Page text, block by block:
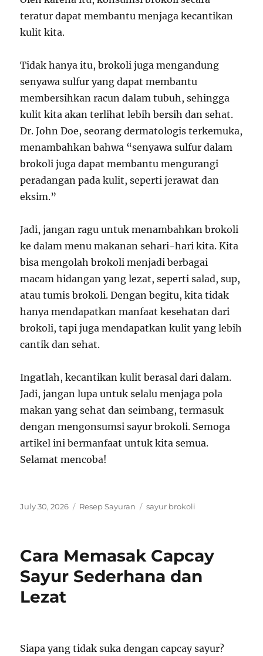
teratur dapat membantu menjaga kecantikan
kulit kita.
Tidak hanya itu, brokoli juga mengandung
senyawa sulfur yang dapat membantu
membersihkan racun dalam tubuh, sehingga
kulit kita akan terlihat lebih bersih dan sehat.
Dr. John Doe, seorang dermatologis terkemuka,
menambahkan bahwa “senyawa sulfur dalam
brokoli juga dapat membantu mengurangi
peradangan pada kulit, seperti jerawat dan
eksim.”
Jadi, jangan ragu untuk menambahkan brokoli
ke dalam menu makanan sehari-hari kita. Kita
bisa mengolah brokoli menjadi berbagai
macam hidangan yang lezat, seperti salad, sup,
atau tumis brokoli. Dengan begitu, kita tidak
hanya mendapatkan manfaat kesehatan dari
brokoli, tapi juga mendapatkan kulit yang lebih
cantik dan sehat.
Ingatlah, kecantikan kulit berasal dari dalam.
Jadi, jangan lupa untuk selalu menjaga pola
makan yang sehat dan seimbang, termasuk
dengan mengonsumsi sayur brokoli. Semoga
artikel ini bermanfaat untuk kita semua.
Selamat mencoba!
Posted
July 30, 2026 Categories
Resep Sayuran Tags
sayur brokoli
Cara Memasak Capcay
Sayur Sederhana dan
Lezat
Siapa yang tidak suka dengan capcay sayur?